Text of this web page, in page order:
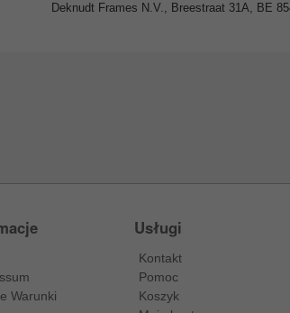
Deknudt Frames N.V., Breestraat 31A, BE
Warunki
Usługi
Kontakt
Pomoc
Koszyk